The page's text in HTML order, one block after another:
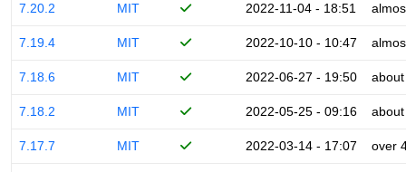
7.20.2 MIT 2022-11-04 - 18:51
7.19.4 MIT 2022-10-10 - 10:47
7.18.6 MIT 2022-06-27 - 19:50
7.18.2 MIT 2022-05-25 - 09:16
7.17.7 MIT 2022-03-14 - 17:07 over